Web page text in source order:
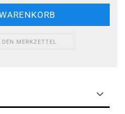
DEN MERKZETTEL